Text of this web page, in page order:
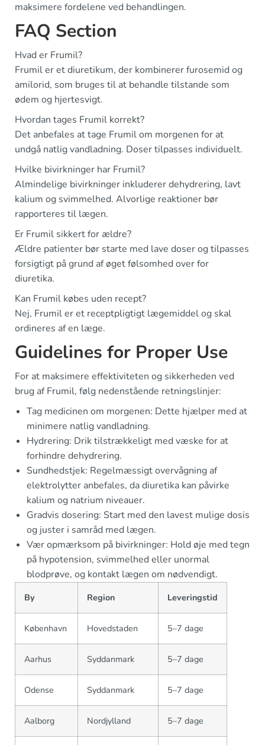
maksimere fordelene ved behandlingen.
FAQ Section
Hvad er Frumil?
Frumil er et diuretikum, der kombinerer furosemid og
amilorid, som bruges til at behandle tilstande som
ødem og hjertesvigt.
Hvordan tages Frumil korrekt?
Det anbefales at tage Frumil om morgenen for at
undgå natlig vandladning. Doser tilpasses individuelt.
Hvilke bivirkninger har Frumil?
Almindelige bivirkninger inkluderer dehydrering, lavt
kalium og svimmelhed. Alvorlige reaktioner bør
rapporteres til lægen.
Er Frumil sikkert for ældre?
Ældre patienter bør starte med lave doser og tilpasses
forsigtigt på grund af øget følsomhed over for
diuretika.
Kan Frumil købes uden recept?
Nej, Frumil er et receptpligtigt lægemiddel og skal
ordineres af en læge.
Guidelines for Proper Use
For at maksimere effektiviteten og sikkerheden ved
brug af Frumil, følg nedenstående retningslinjer:
Tag medicinen om morgenen: Dette hjælper med at
minimere natlig vandladning.
Hydrering: Drik tilstrækkeligt med væske for at
forhindre dehydrering.
Sundhedstjek: Regelmæssigt overvågning af
elektrolytter anbefales, da diuretika kan påvirke
kalium og natrium niveauer.
Gradvis dosering: Start med den lavest mulige dosis
og juster i samråd med lægen.
Vær opmærksom på bivirkninger: Hold øje med tegn
på hypotension, svimmelhed eller unormal
blodprøve, og kontakt lægen om nødvendigt.
By Region Leveringstid
København Hovedstaden 5–7 dage
Aarhus Syddanmark 5–7 dage
Odense Syddanmark 5–7 dage
Aalborg Nordjylland 5–7 dage